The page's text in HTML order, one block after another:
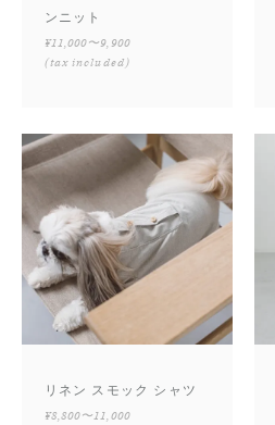
ンニット
¥11,000〜9,900
(tax included)
リネン スモック シャツ
¥8,800〜11,000